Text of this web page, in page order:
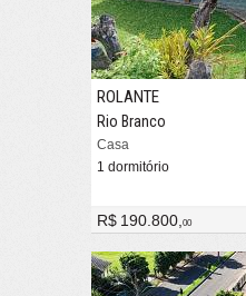
ROLANTE
Rio Branco
Casa
1 dormitório
R$ 190.800, 00